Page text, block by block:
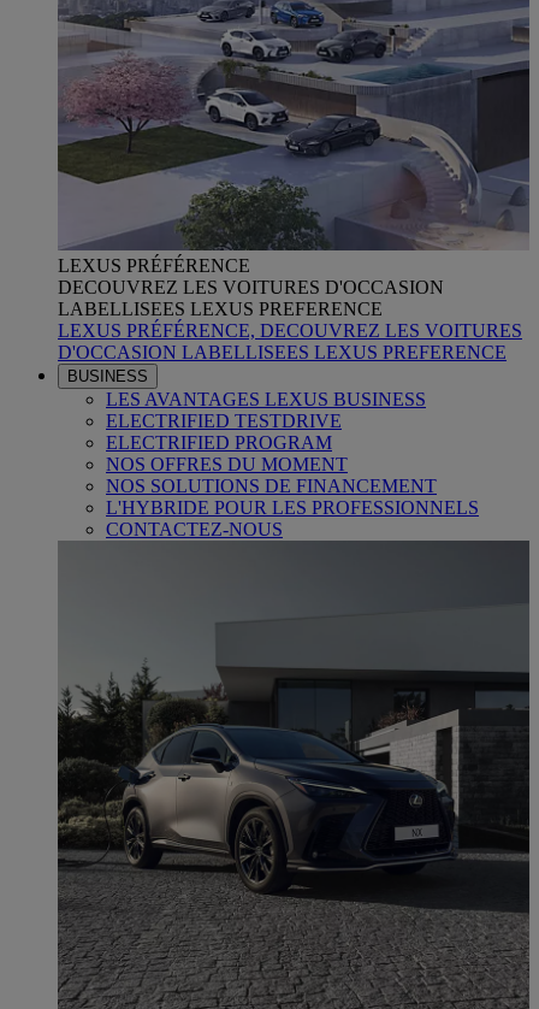
LEXUS PRÉFÉRENCE
DECOUVREZ LES VOITURES D'OCCASION
LABELLISEES LEXUS PREFERENCE
LEXUS PRÉFÉRENCE, DECOUVREZ LES VOITURES
D'OCCASION LABELLISEES LEXUS PREFERENCE
BUSINESS
LES AVANTAGES LEXUS BUSINESS
ELECTRIFIED TESTDRIVE
ELECTRIFIED PROGRAM
NOS OFFRES DU MOMENT
NOS SOLUTIONS DE FINANCEMENT
L'HYBRIDE POUR LES PROFESSIONNELS
CONTACTEZ-NOUS